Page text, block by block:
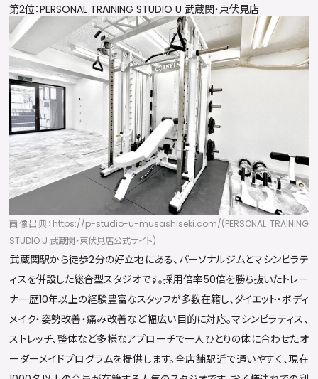
第2位：PERSONAL TRAINING STUDIO U 武蔵関・東伏見店
画像出典：https://p-studio-u-musashiseki.com/(PERSONAL TRAINING
STUDIO U 武蔵関・東伏見店公式サイト)
武蔵関駅から徒歩2分の好立地にある、パーソナルジムとマシンピラテ
ィスを併設した総合型スタジオです。採用倍率50倍を勝ち抜いたトレー
ナー歴10年以上の経験豊富なスタッフが多数在籍し、ダイエット・ボディ
メイク・姿勢改善・痛み改善など幅広い目的に対応。マシンピラティス、
ストレッチ、整体など多様なアプローチで一人ひとりの体に合わせたオ
ーダーメイドプログラムを提供します。全店舗駅近で通いやすく、現在